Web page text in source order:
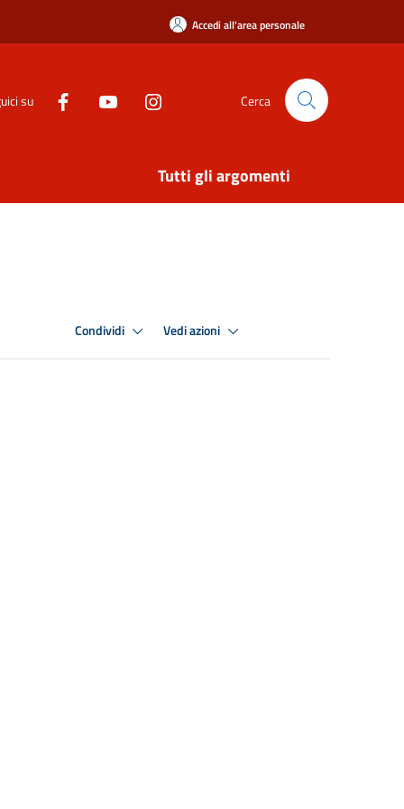
Accedi all'area personale
su Cerca
Tutti gli argomenti
Condividi Vedi azioni